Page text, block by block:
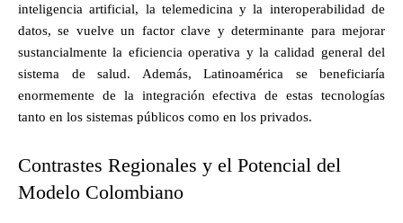
inteligencia artificial, la telemedicina y la interoperabilidad de
datos, se vuelve un factor clave y determinante para mejorar
sustancialmente la eficiencia operativa y la calidad general del
sistema de salud. Además, Latinoamérica se beneficiaría
enormemente de la integración efectiva de estas tecnologías
tanto en los sistemas públicos como en los privados.
Contrastes Regionales y el Potencial del
Modelo Colombiano